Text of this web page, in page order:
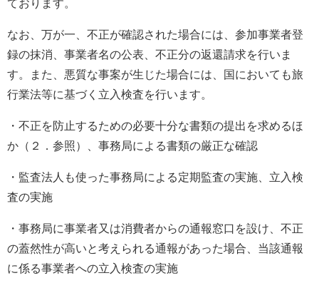
ております。
なお、万が一、不正が確認された場合には、参加事業者登
録の抹消、事業者名の公表、不正分の返還請求を行いま
す。また、悪質な事案が生じた場合には、国においても旅
行業法等に基づく立入検査を行います。
・不正を防止するための必要十分な書類の提出を求めるほ
か（２．参照）、事務局による書類の厳正な確認
・監査法人も使った事務局による定期監査の実施、立入検
査の実施
・事務局に事業者又は消費者からの通報窓口を設け、不正
の蓋然性が高いと考えられる通報があった場合、当該通報
に係る事業者への立入検査の実施